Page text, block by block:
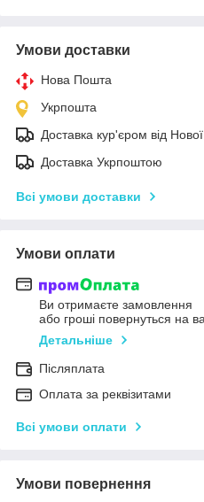
Умови доставки
Нова Пошта
Укрпошта
Доставка кур'єром від
Доставка Укрпоштою
Всі умови доставки
Умови оплати
Ви отримаєте замовлення
або гроші повернуться на
Детальніше
Післяплата
Оплата за реквізитами
Всі умови оплати
Умови повернення